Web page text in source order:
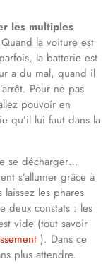
les multiples
la voiture est
la batterie est
a du mal, quand il
Pour ne pas
pouvoir en
qu’il lui faut dans la
se décharger…
s’allumer grâce à
les phares
deux constats : les
vide (tout savoir
). Dans ce
plus attendre.